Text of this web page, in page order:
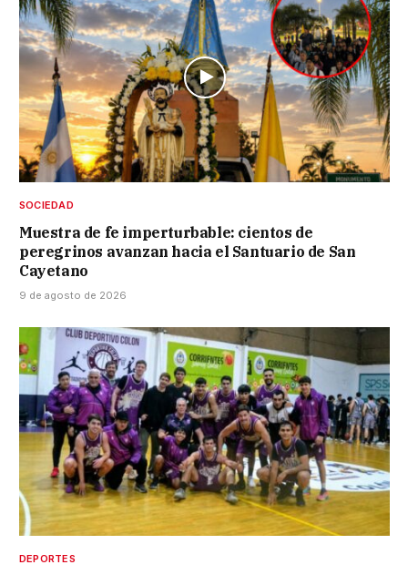
SOCIEDAD
Muestra de fe imperturbable: cientos de
peregrinos avanzan hacia el Santuario de San
Cayetano
9 de agosto de 2026
DEPORTES